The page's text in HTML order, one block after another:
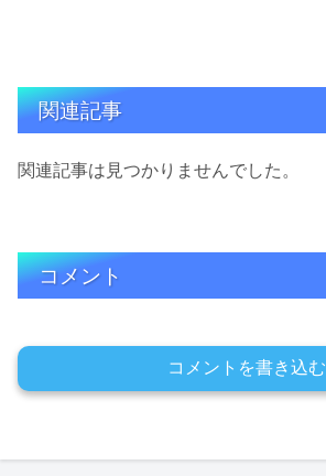
関連記事
関連記事は見つかりませんでした。
コメント
コメントを書き込む